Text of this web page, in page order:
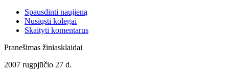
Spausdinti naujieną
Nusiųsti kolegai
Skaityti komentarus
Pranešimas žiniasklaidai
2007 rugpjūčio 27 d.